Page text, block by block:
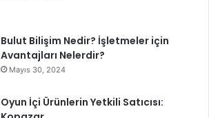
Bulut Bilişim Nedir? İşletmeler için
Avantajları Nelerdir?
Mayıs 30, 2024
Oyun İçi Ürünlerin Yetkili Satıcısı: